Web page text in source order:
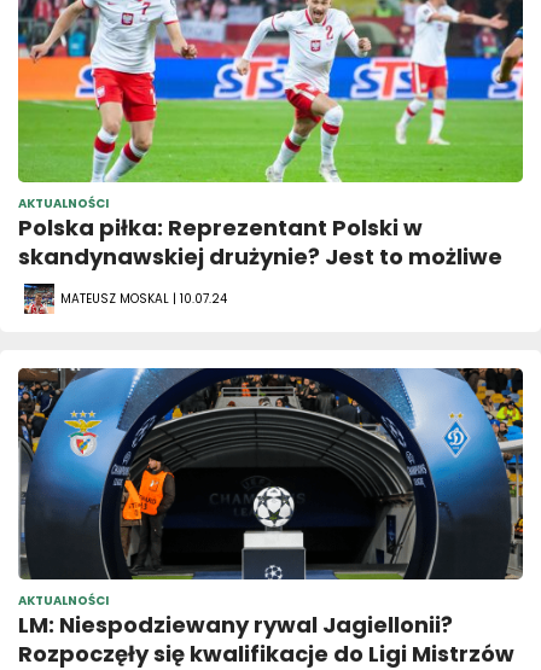
AKTUALNOŚCI
Polska piłka: Reprezentant Polski w
skandynawskiej drużynie? Jest to możliwe
MATEUSZ MOSKAL | 10.07.24
AKTUALNOŚCI
LM: Niespodziewany rywal Jagiellonii?
Rozpoczęły się kwalifikacje do Ligi Mistrzów